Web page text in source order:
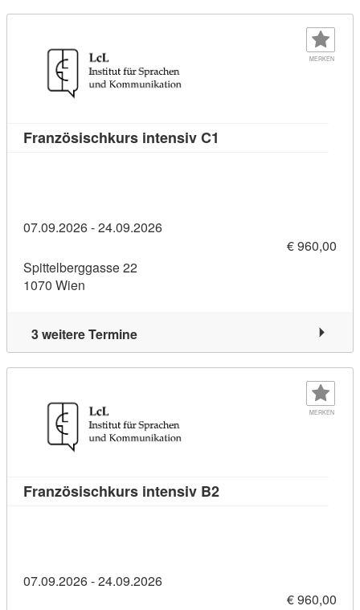
MERKEN
Französischkurs intensiv C1
07.09.2026 - 24.09.2026
€ 960,00
Spittelberggasse 22
1070 Wien
3 weitere Termine
MERKEN
Französischkurs intensiv B2Kursdetail:
07.09.2026 - 24.09.2026
€ 960,00